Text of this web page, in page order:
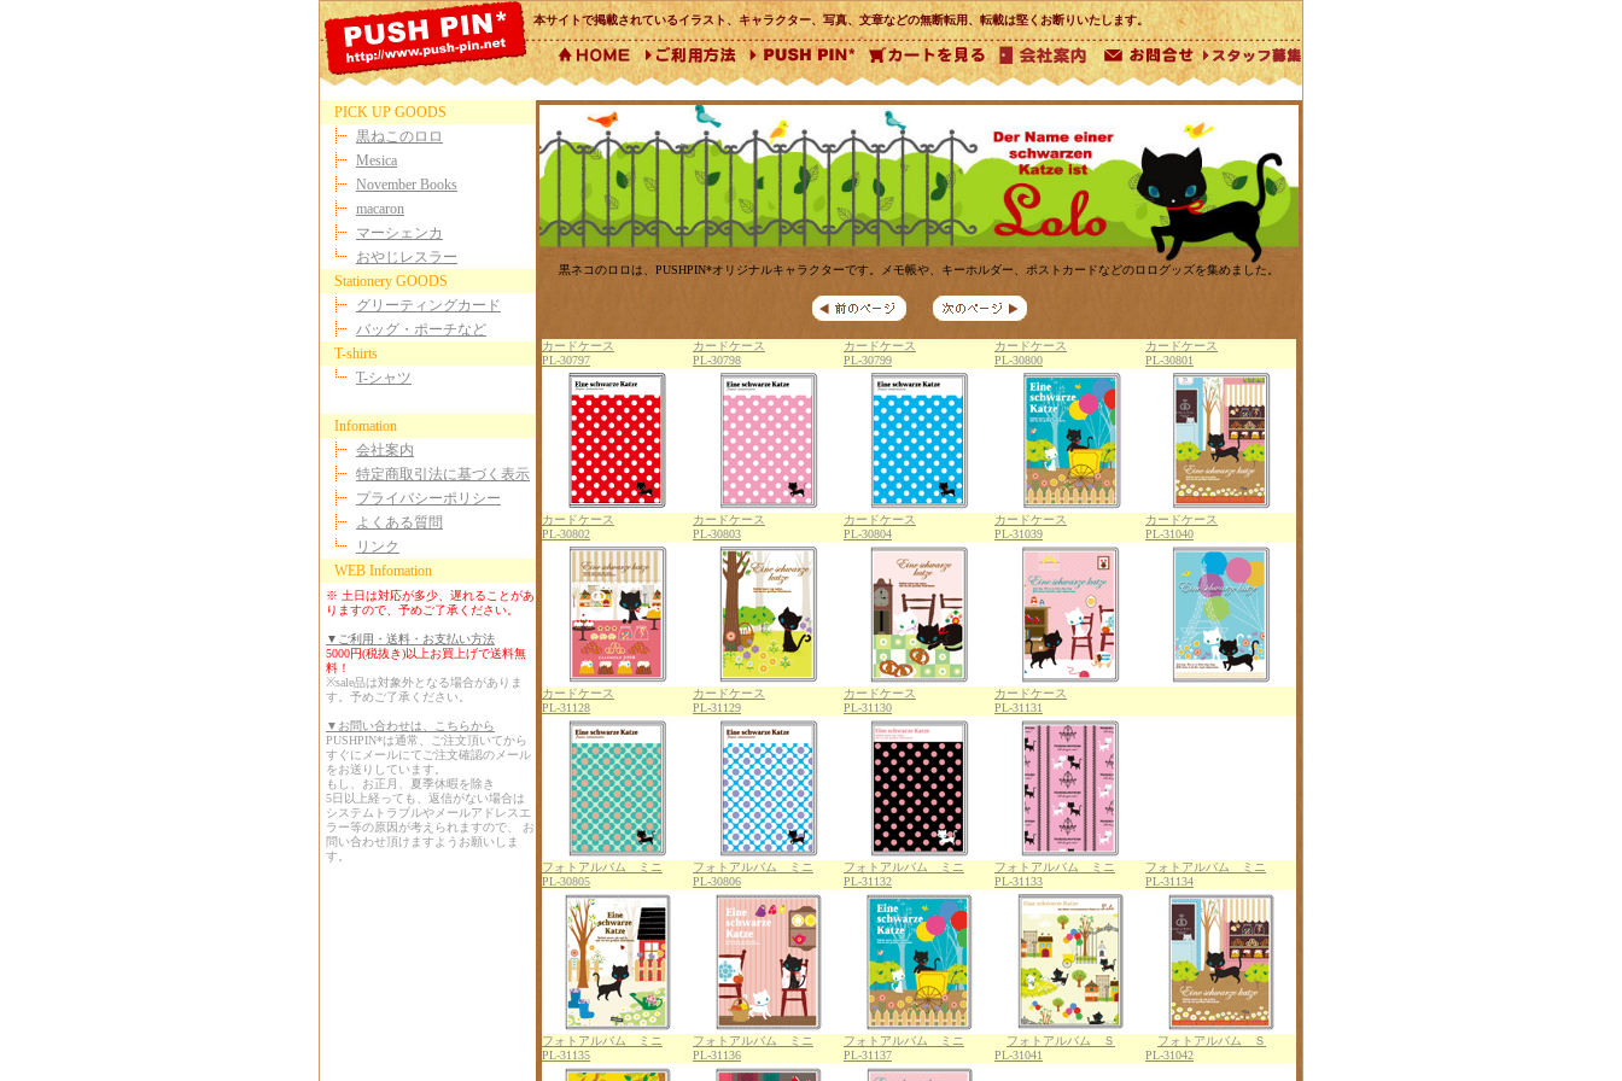
本サイトで掲載されているイラスト、キャラクター、写真、文章などの無断転用、転載は堅くお断りいたします。
PICK UP GOODS
黒ねこのロロ
Mesica
November Books
macaron
マーシェンカ
おやじレスラー
Stationery GOODS
グリーティングカード
バッグ・ポーチなど
T-shirts
T-シャツ
Infomation
会社案内
特定商取引法に基づく表示
プライバシーポリシー
よくある質問
リンク
WEB Infomation
※ 土日は対応が多少、遅れることがあ
りますので、予めご了承ください。
▼ご利用・送料・お支払い方法
5000円(税抜き)以上お買上げで送料無
料！
※sale品は対象外となる場合がありま
す。予めご了承ください。
▼お問い合わせは、こちらから
PUSHPIN*は通常、ご注文頂いてから
すぐにメールにてご注文確認のメール
をお送りしています。
もし、お正月、夏季休暇を除き
5日以上経っても、返信がない場合は
システムトラブルやメールアドレスエ
ラー等の原因が考えられますので、 お
問い合わせ頂けますようお願いしま
す。
黒ネコのロロは、PUSHPIN*オリジナルキャラクターです。メモ帳や、キーホルダー、ポストカードなどのロログッズを集めました。
カードケース
PL-30797
カードケース
PL-30798
カードケース
PL-30799
カードケース
PL-30800
カードケース
PL-30801
カードケース
PL-30802
カードケース
PL-30803
カードケース
PL-30804
カードケース
PL-31039
カードケース
PL-31040
カードケース
PL-31128
カードケース
PL-31129
カードケース
PL-31130
カードケース
PL-31131
フォトアルバム ミニ
PL-30805
フォトアルバム ミニ
PL-30806
フォトアルバム ミニ
PL-31132
フォトアルバム ミニ
PL-31133
フォトアルバム ミニ
PL-31134
フォトアルバム ミニ
PL-31135
フォトアルバム ミニ
PL-31136
フォトアルバム ミニ
PL-31137
フォトアルバム Ｓ
PL-31041
フォトアルバム Ｓ
PL-31042